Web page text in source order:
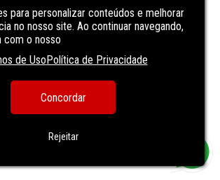
para personalizar conteúdos e melhorar
no nosso site. Ao continuar navegando,
com o nosso
de UsoPolítica de Privacidade
Concordar
Rejeitar